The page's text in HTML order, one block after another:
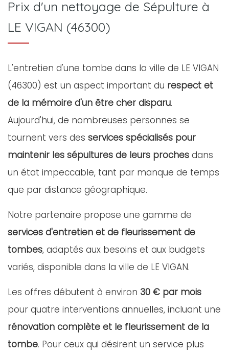
Prix d'un nettoyage de Sépulture à
LE VIGAN (46300)
L'entretien d'une tombe dans la ville de LE VIGAN
(46300) est un aspect important du respect et
de la mémoire d'un être cher disparu.
Aujourd'hui, de nombreuses personnes se
tournent vers des services spécialisés pour
maintenir les sépultures de leurs proches dans
un état impeccable, tant par manque de temps
que par distance géographique.
Notre partenaire propose une gamme de
services d'entretien et de fleurissement de
tombes, adaptés aux besoins et aux budgets
variés, disponible dans la ville de LE VIGAN.
Les offres débutent à environ 30 € par mois
pour quatre interventions annuelles, incluant une
rénovation complète et le fleurissement de la
tombe. Pour ceux qui désirent un service plus